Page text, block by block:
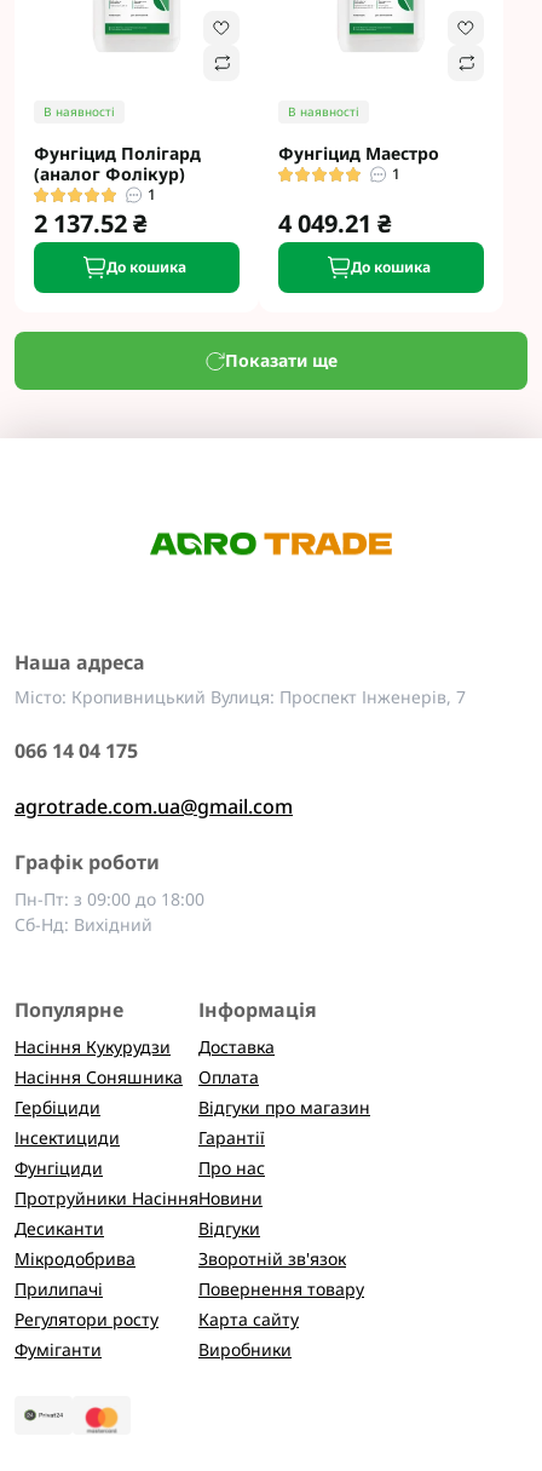
В наявності
Фунгіцид Полігард
(аналог Фолікур)
1
2 137.52 ₴
До кошика
В наявності
Фунгіцид Маестро
1
4 049.21 ₴
До кошика
Показати ще
Наша адреса
Місто: Кропивницький Вулиця: Проспект Інженерів, 7
066 14 04 175
agrotrade.com.ua@gmail.com
Графік роботи
Пн-Пт: з 09:00 до 18:00
Сб-Нд: Вихідний
Популярне
Насіння Кукурудзи
Насіння Соняшника
Гербіциди
Інсектициди
Фунгіциди
Протруйники Насіння
Десиканти
Мікродобрива
Прилипачі
Регулятори росту
Фуміганти
Інформація
Доставка
Оплата
Відгуки про магазин
Гарантії
Про нас
Новини
Відгуки
Зворотній зв'язок
Повернення товару
Карта сайту
Виробники